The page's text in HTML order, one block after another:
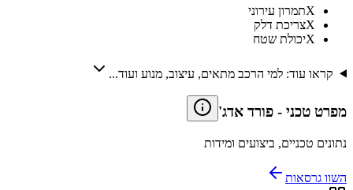
Xתמרון עירוני
Xצריכת דלק
Xיכולת שטח
קראו עוד: למי הרכב מתאים, עיצוב, מנוע ועוד...
מפרט טכני - פורד אדג'
נתונים טכניים, ביצועים ומידות
השוו גרסאות